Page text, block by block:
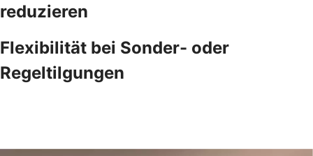
reduzieren
Flexibilität bei Sonder- oder
Regeltilgungen